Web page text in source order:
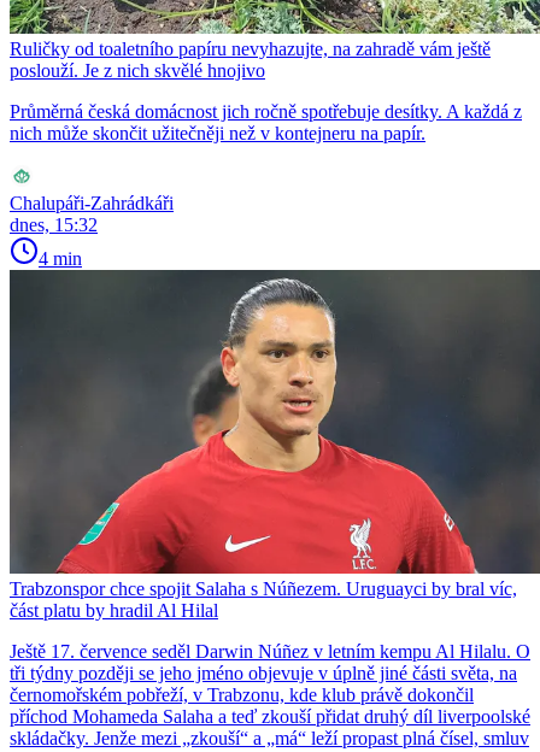
Ruličky od toaletního papíru nevyhazujte, na zahradě vám ještě
poslouží. Je z nich skvělé hnojivo
Průměrná česká domácnost jich ročně spotřebuje desítky. A každá z
nich může skončit užitečněji než v kontejneru na papír.
Chalupáři-Zahrádkáři
dnes, 15:32
4 min
Trabzonspor chce spojit Salaha s Núñezem. Uruguayci by bral víc,
část platu by hradil Al Hilal
Ještě 17. července seděl Darwin Núñez v letním kempu Al Hilalu. O
tři týdny později se jeho jméno objevuje v úplně jiné části světa, na
černomořském pobřeží, v Trabzonu, kde klub právě dokončil
příchod Mohameda Salaha a teď zkouší přidat druhý díl liverpoolské
skládačky. Jenže mezi „zkouší“ a „má“ leží propast plná čísel, smluv